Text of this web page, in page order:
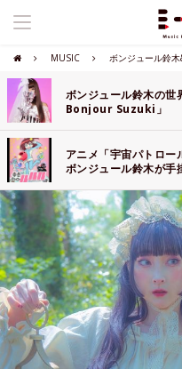
MUSIC ボンジュール鈴
ボンジュール鈴木の
Bonjour Suzuki」
アニメ「宇宙パトロ
ボンジュール鈴木が